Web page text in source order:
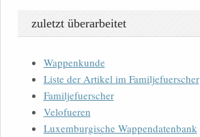
zuletzt überarbeitet
Wappenkunde
Liste der Artikel im Familjefuerscher
Familjefuerscher
Velofueren
Luxemburgische Wappendatenbank